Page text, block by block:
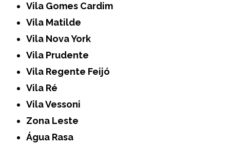
Vila Gomes Cardim
Vila Matilde
Vila Nova York
Vila Prudente
Vila Regente Feijó
Vila Ré
Vila Vessoni
Zona Leste
Água Rasa